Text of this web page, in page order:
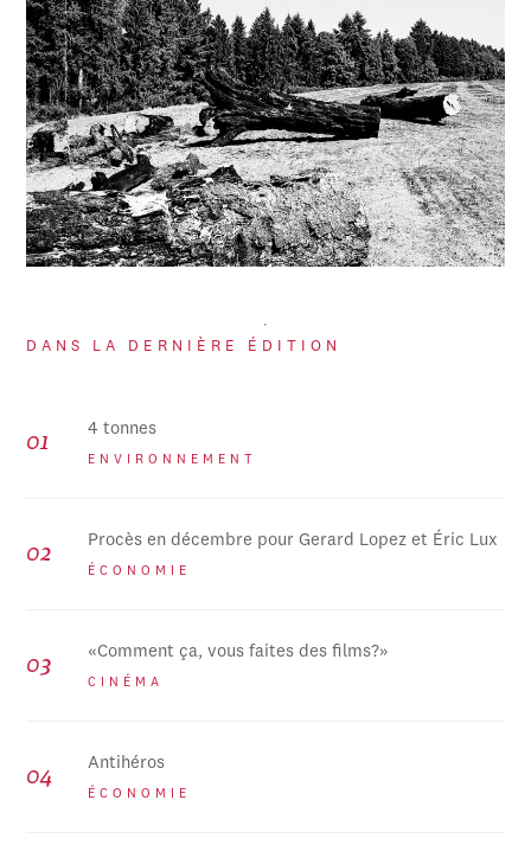
DANS LA DERNIÈRE ÉDITION
4 tonnes
ENVIRONNEMENT
Procès en décembre pour Gerard Lopez et Éric Lux
ÉCONOMIE
«Comment ça, vous faites des films?»
CINÉMA
Antihéros
ÉCONOMIE